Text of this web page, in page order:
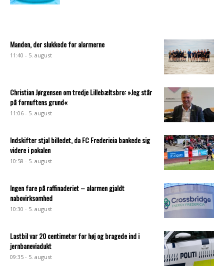
Manden, der slukkede for alarmerne
11:40 - 5. august
Christian Jørgensen om tredje Lillebæltsbro: »Jeg står
på fornuftens grund«
11:06 - 5. august
Indskifter stjal billedet, da FC Fredericia bankede sig
videre i pokalen
10:58 - 5. august
Ingen fare på raffinaderiet – alarmen gjaldt
nabovirksomhed
10:30 - 5. august
Lastbil var 20 centimeter for høj og bragede ind i
jernbaneviadukt
09:35 - 5. august